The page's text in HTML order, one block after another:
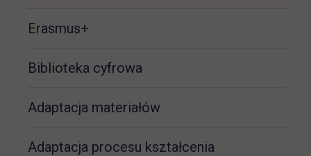
Erasmus+
Biblioteka cyfrowa
Adaptacja materiałów
Adaptacja procesu kształcenia